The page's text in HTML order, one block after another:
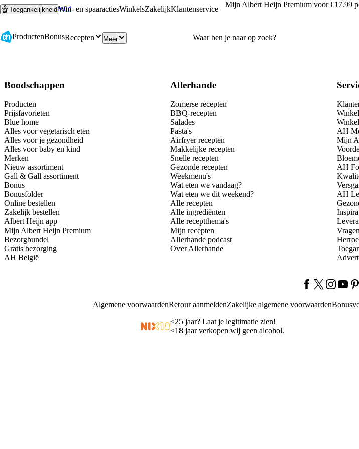
Ga naar hoofdinhoud
Ga naar zoeken
ToegankelijkheidWin- en spaaractiesWinkelsZakelijkKlantenservice
Mijn Albert Heijn Premium voor €17.99
ProductenBonusRecepten Meer
Boodschappen
Producten
Prijsfavorieten
Blue home
Alles voor vegetarisch eten
Alles voor je gezondheid
Alles voor baby en kind
Merken
Nieuw assortiment
Gall & Gall assortiment
Bonus
Bonusfolder
Online bestellen
Zakelijk bestellen
Albert Heijn app
Mijn Albert Heijn Premium
Bezorgbundel
Gratis bezorging
AH België
Allerhande
Zomerse recepten
BBQ-recepten
Salades
Pasta's
Airfryer recepten
Makkelijke recepten
Snelle recepten
Gezonde recepten
Weekmenu's
Wat eten we vandaag?
Wat eten we dit weekend?
Alle recepten
Alle ingrediënten
Alle receptthema's
Mijn recepten
Allerhande podcast
Over Allerhande
AH
Mijn
AH
AH
Algemene voorwaardenRetour aanmeldenZakelijke algemene voorwaarden
<25 jaar? Laat je legitimatie zien!
<18 jaar verkopen wij geen alcohol.